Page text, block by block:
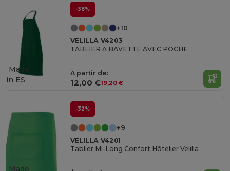
-38%
+10
VELILLA V4203
TABLIER À BAVETTE AVEC POCHE
À partir de:
12,00 €19,20 €
Made
in ES
-32%
+9
VELILLA V4201
Tablier Mi-Long Confort Hôtelier Velilla
Made